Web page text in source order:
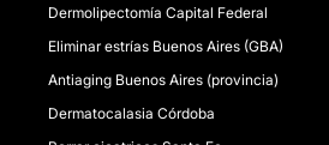
Dermolipectomía Capital Federal
Eliminar estrías Buenos Aires (GBA)
Antiaging Buenos Aires (provincia)
Dermatocalasia Córdoba